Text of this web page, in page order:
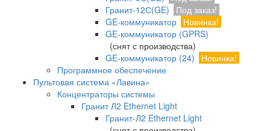
Гранит-12С(GE)
Под заказ!
GE-коммуникатор Новинка!
GE-коммуникатор (GPRS)
(снят с производства)
GE-коммуникатор (24)
Новинка!
Программное обеспечение
Пультовая система «Лавина»
Концентраторы системы
Гранит Л2 Ethernet Light
Гранит-Л2 Ethernet Light